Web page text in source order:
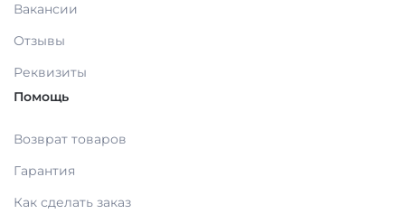
ПОЛЯ
МАТЕРИАЛ ДЛЯ ПЕРЕБАЗИРОВКИ
ПРОВОЛОКА, ГИЛЬЗЫ, ШИНЫ, КЛАММЕРА
Вакансии
Отзывы
Реквизиты
Помощь
Возврат товаров
Гарантия
Как сделать заказ